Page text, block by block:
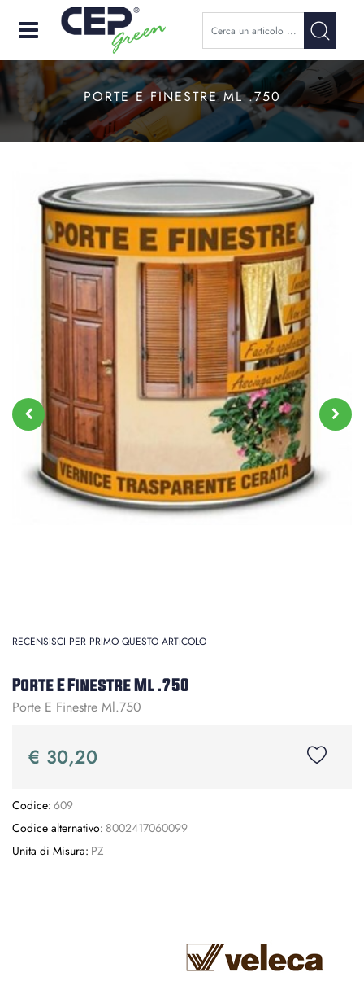
Open
PORTE E FINESTRE ML .750
RECENSISCI PER PRIMO QUESTO ARTICOLO
Porte E Finestre Ml .750
Porte E Finestre Ml.750
€ 30,20
Codice: 609
Codice alternativo: 8002417060099
Unita di Misura: PZ